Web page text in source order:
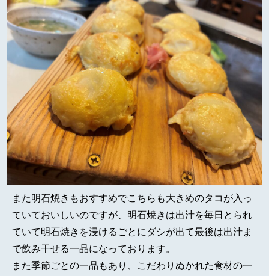
また明石焼きもおすすめでこちらも大きめのタコが入っ
ていておいしいのですが、明石焼きは出汁を毎日とられ
ていて明石焼きを浸けるごとにダシが出て最後は出汁ま
で飲み干せる一品になっております。
また季節ごとの一品もあり、こだわりぬかれた食材の一